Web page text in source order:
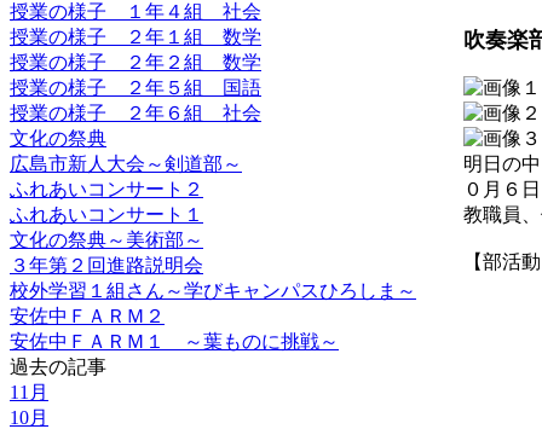
授業の様子 １年４組 社会
授業の様子 ２年１組 数学
授業の様子 ２年２組 数学
授業の様子 ２年５組 国語
授業の様子 ２年６組 社会
文化の祭典
広島市新人大会～剣道部～
ふれあいコンサート２
ふれあいコンサート１
文化の祭典～美術部～
３年第２回進路説明会
校外学習１組さん～学びキャンパスひろしま～
安佐中ＦＡＲＭ２
安佐中ＦＡＲＭ１ ～葉ものに挑戦～
過去の記事
11月
10月
吹奏楽
明日の
０月６
教職員
【部活